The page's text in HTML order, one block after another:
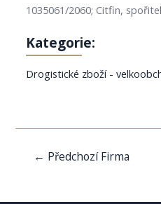
1035061/2060; Citfin,
Kategorie:
Drogistické zboží -
Navigace
← Předchozí Firma